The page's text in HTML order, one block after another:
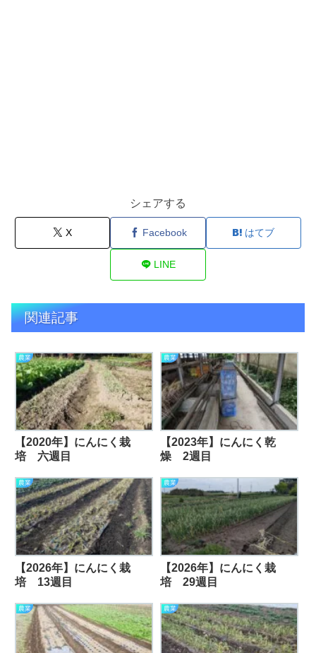
シェアする
X Facebook はてブ
LINE
関連記事
農業
【2020年】にんにく栽
培 六週目
農業
【2023年】にんにく乾
燥 2週目
農業
【2026年】にんにく栽
培 13週目
農業
【2026年】にんにく栽
培 29週目
農業 農業